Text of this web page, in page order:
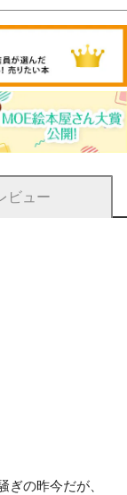
ビュー
ぎの昨今だが、